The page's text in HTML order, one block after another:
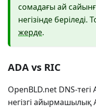
сомадағы ай
негізінде
жерде.
ADA vs RIC
OpenBLD.net DNS-
негізгі айырмашылық